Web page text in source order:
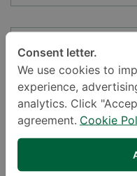
တည်နေရာ*
မေးလိုသောမေးခွန်း*
Consent letter.
We use cookies to
experience,
analytics. Click
agreement. Cookie